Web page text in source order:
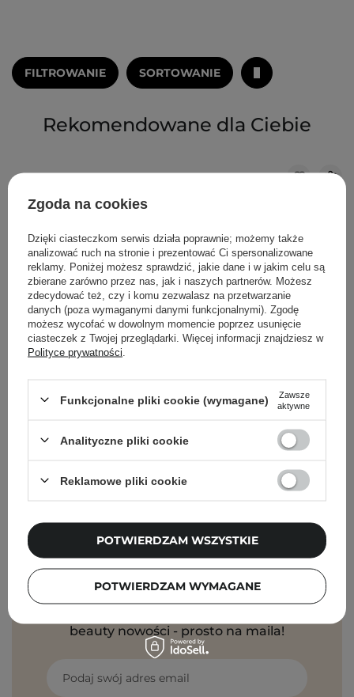
FILTROWANIE SORTOWANIE
Rekomendowane dla Ciebie
Torriden - Dive-In For Men All In One - Nawilżająca
Emulsja do Twarzy - 200g
79,00 zł
beauty nowości - prosto na maila!
Podaj swój adres email
Zgoda na cookies
Dzięki ciasteczkom serwis działa poprawnie; możemy także
analizować ruch na stronie i prezentować Ci spersonalizowane
reklamy. Poniżej możesz sprawdzić, jakie dane i w jakim celu są
zbierane zarówno przez nas, jak i naszych partnerów. Możesz
zdecydować też, czy i komu zezwalasz na przetwarzanie
danych (poza wymaganymi danymi funkcjonalnymi). Zgodę
możesz wycofać w dowolnym momencie poprzez usunięcie
ciasteczek z Twojej przeglądarki. Więcej informacji znajdziesz w
Polityce prywatności
Funkcjonalne pliki cookie (wymagane)
Zawsze
aktywne
Analityczne pliki cookie
Reklamowe pliki cookie
POTWIERDZAM WYMAGANE
POTWIERDZAM WSZYSTKIE